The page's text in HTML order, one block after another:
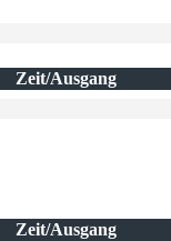
Zeit/Ausgang
Zeit/Ausgang